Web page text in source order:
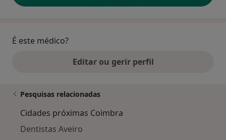
É este médico?
Editar ou gerir perfil
Pesquisas relacionadas
Cidades próximas Coimbra
Dentistas Aveiro